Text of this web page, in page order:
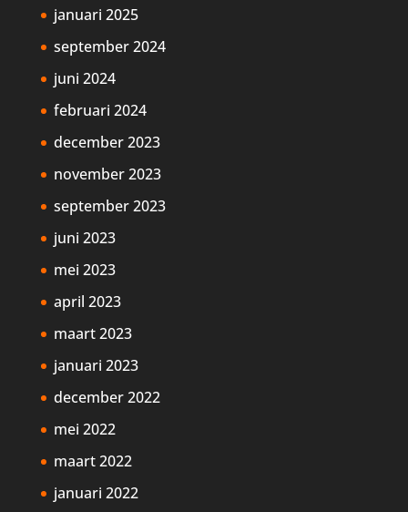
januari 2025
september 2024
juni 2024
februari 2024
december 2023
november 2023
september 2023
juni 2023
mei 2023
april 2023
maart 2023
januari 2023
december 2022
mei 2022
maart 2022
januari 2022